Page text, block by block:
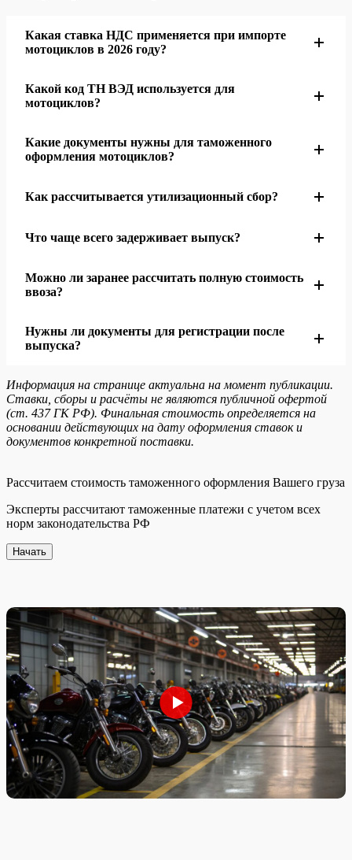
Какая ставка НДС применяется при импорте
мотоциклов в 2026 году?
Для обычного импорта применяется НДС 22%. НДС
рассчитывается по налоговой базе с учетом
таможенной стоимости, пошлины и других элементов,
когда они включаются в расчет
Какой код ТН ВЭД используется для
мотоциклов?
Код определяется по техническим характеристикам,
назначению, двигателю, массе, мощности, возрасту и
Какие документы нужны для таможенного
оформления мотоциклов?
Нужны контракт, инвойс, платежные и транспортные
или серийных номеров, документы соответствия,
Как рассчитывается утилизационный сбор?
Утилизационный сбор и акциз зависят от мощности,
по документам конкретной поставки
Что чаще всего задерживает выпуск?
Выпуск задерживают неподтвержденная стоимость,
скорости, батарее или категории транспорта, ошибки в
платежах и расхождения в идентификационных
Можно ли заранее рассчитать полную стоимость
ввоза?
Да. Для расчета нужны инвойс, маршрут,
характеристики мотоцикл, год выпуска, масса,
мощность, двигатель, статус импортера и документы
соответствия
Нужны ли документы для регистрации после
выпуска?
Да. Для этой категории проверяются ЭПТС и
регистрацию при допуске на дороги общего
пользования. Регистрационный пакет лучше
согласовать до ввоза
Информация на странице актуальна на момент публикации.
Ставки, сборы и расчёты не являются публичной офертой
(ст. 437 ГК РФ). Финальная стоимость определяется на
основании действующих на дату оформления ставок и
документов конкретной поставки.
Рассчитаем стоимость таможенного оформления Вашего груза
Эксперты рассчитают таможенные платежи с учетом всех
норм законодательства РФ
Начать